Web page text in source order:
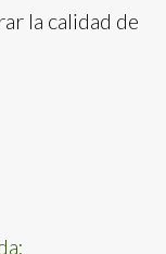
la calidad de